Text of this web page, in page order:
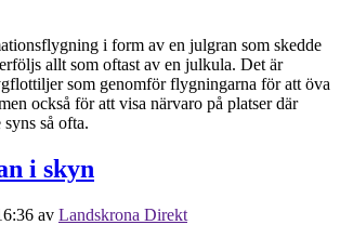
i form av en julgran som skedde
allt som oftast av en julkula. Det är
som genomför flygningarna för att öva
också för att visa närvaro på platser där
så ofta.
i skyn
av Landskrona Direkt